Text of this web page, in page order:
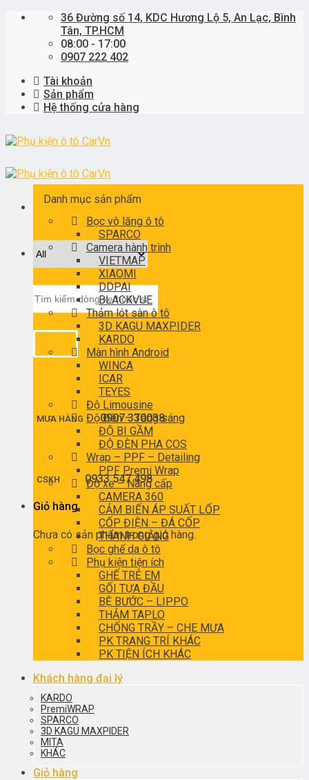
Skip
36 Đường số 14, KDC Hương Lộ 5, An Lạc, Bình
Tân, TP.HCM
08:00 - 17:00
0907 222 402
Tài khoản
Sản phẩm
Hệ thống cửa hàng
kiếm:
MUA HÀNG0907 330038
CSKH 0933 547 498
Giỏ hàng
Chưa có sản phẩm trong giỏ hàng.
Danh mục sản phẩm
Bọc vô lăng ô tô
SPARCO
Camera hành trình
VIETMAP
XIAOMI
DDPAI
BLACKVUE
Thảm lót sàn ô tô
3D KAGU MAXPIDER
KARDO
Màn hình Android
WINCA
ICAR
TEYES
Độ Limousine
Độ Đèn – Tăng sáng
ĐỘ BI GẦM
ĐỘ ĐÈN PHA COS
Wrap – PPF – Detailing
PPF Premi Wrap
Độ xe – Nâng cấp
CAMERA 360
CẢM BIẾN ÁP SUẤT LỐP
CỐP ĐIỆN – ĐÁ CỐP
THANH GIẰNG
Bọc ghế da ô tô
Phụ kiện tiện ích
GHẾ TRẺ EM
GỐI TỰA ĐẦU
BỆ BƯỚC – LIPPO
THẢM TAPLO
CHỐNG TRẦY – CHE MƯA
PK TRANG TRÍ KHÁC
PK TIỆN ÍCH KHÁC
Khách hàng đại lý
KARDO
PremiWRAP
SPARCO
3D KAGU MAXPIDER
MITA
KHÁC
Giỏ hàng